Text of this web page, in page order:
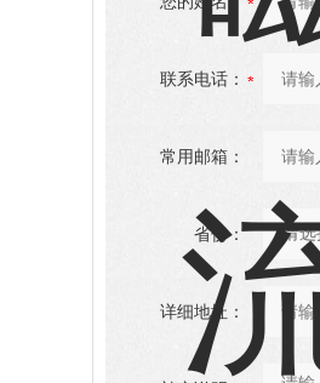
联系电话：
常用邮箱：
省份：
详细地址：